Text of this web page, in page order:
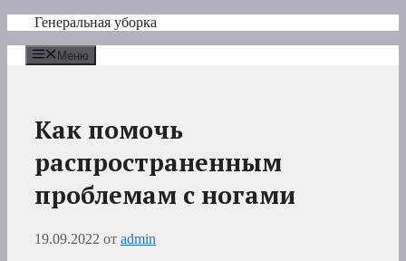
Перейти
содержимому
Генеральная уборка
Меню
Как помочь
распространенным
проблемам с ногами
19.09.2022 от admin